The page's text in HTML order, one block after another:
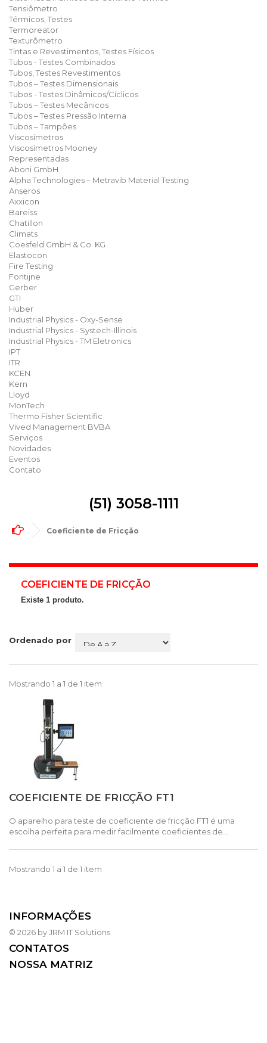
Tensiômetro
Térmicos, Testes
Termoreator
Texturômetro
Tintas e Revestimentos, Testes Físicos
Tubos - Testes Combinados
Tubos, Testes Revestimentos
Tubos – Testes Dimensionais
Tubos - Testes Dinâmicos/Cíclicos
Tubos – Testes Mecânicos
Tubos – Testes Pressão Interna
Tubos – Tampões
Viscosímetros
Viscosímetros Mooney
Representadas
Aboni GmbH
Alpha Technologies – Metravib Material Testing
Anseros
Axxicon
Bareiss
Chatillon
Climats
Coesfeld GmbH & Co. KG
Elastocon
Fire Testing
Fontijne
Gerber
GTI
Huber
Industrial Physics - Oxy-Sense
Industrial Physics - Systech-Illinois
Industrial Physics - TM Eletronics
IPT
ITR
KCEN
Kern
Lloyd
MonTech
Thermo Fisher Scientific
Vived Management BVBA
Serviços
Novidades
Eventos
Contato
(51) 3058-1111
Coeficiente de Fricção
COEFICIENTE DE FRICÇÃO
Existe 1 produto.
Ordenado por
Mostrando 1 a 1 de 1 item
COEFICIENTE DE FRICÇÃO FT1
O aparelho para teste de coeficiente de fricção FT1 é uma
escolha perfeita para medir facilmente coeficientes de...
Mostrando 1 a 1 de 1 item
INFORMAÇÕES
© 2026 by JRM IT Solutions
CONTATOS
NOSSA MATRIZ